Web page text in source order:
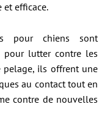
efficace.
pour chiens sont
pour lutter contre les
pelage, ils offrent une
au contact tout en
contre de nouvelles